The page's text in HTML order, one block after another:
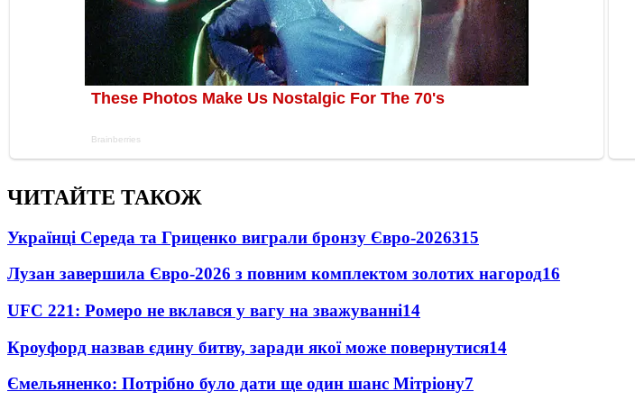
ЧИТАЙТЕ ТАКОЖ
Українці Середа та Гриценко виграли бронзу Євро-2026315
Лузан завершила Євро-2026 з повним комплектом золотих нагород16
UFC 221: Ромеро не вклався у вагу на зважуванні14
Кроуфорд назвав єдину битву, заради якої може повернутися14
Ємельяненко: Потрібно було дати ще один шанс Мітріону7